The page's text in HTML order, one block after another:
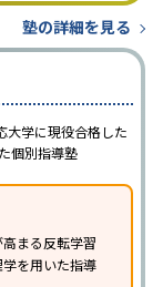
塾の詳細を見る
大学に現役合格した
個別指導塾
まる反転学習
を用いた指導